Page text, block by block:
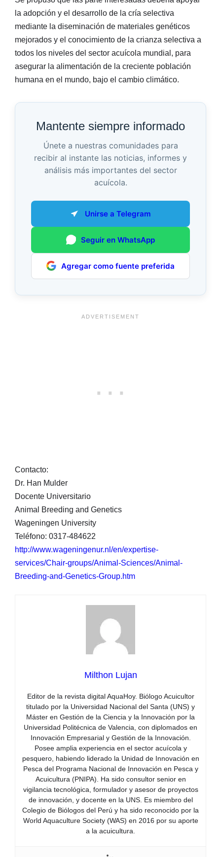
la adopción y el desarrollo de la cría selectiva
mediante la diseminación de materiales genéticos
mejorados y el conocimiento de la crianza selectiva a
todos los niveles del sector acuícola mundial, para
asegurar la alimentación de la creciente población
humana en el mundo, bajo el cambio climático.
Mantente siempre informado
Únete a nuestras comunidades para
recibir al instante las noticias, informes y
análisis más importantes del sector
acuícola.
Unirse a Telegram
Seguir en WhatsApp
Agregar como fuente preferida
Contacto:
Dr. Han Mulder
Docente Universitario
Animal Breeding and Genetics
Wageningen University
Teléfono: 0317-484622
http://www.wageningenur.nl/en/expertise-
services/Chair-groups/Animal-Sciences/Animal-
Breeding-and-Genetics-Group.htm
Milthon Lujan
Editor de la revista digital AquaHoy. Biólogo Acuicultor
titulado por la Universidad Nacional del Santa (UNS) y
Máster en Gestión de la Ciencia y la Innovación por la
Universidad Politécnica de Valencia, con diplomados en
Innovación Empresarial y Gestión de la Innovación.
Posee amplia experiencia en el sector acuícola y
pesquero, habiendo liderado la Unidad de Innovación en
Pesca del Programa Nacional de Innovación en Pesca y
Acuicultura (PNIPA). Ha sido consultor senior en
vigilancia tecnológica, formulador y asesor de proyectos
de innovación, y docente en la UNS. Es miembro del
Colegio de Biólogos del Perú y ha sido reconocido por la
World Aquaculture Society (WAS) en 2016 por su aporte
a la acuicultura.